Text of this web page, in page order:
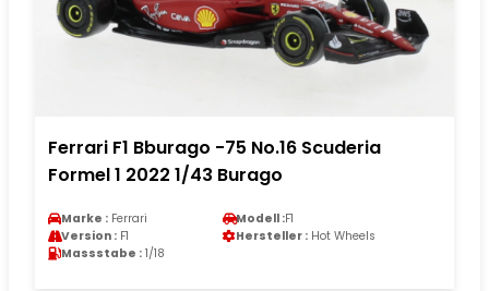
Ferrari F1 Bburago -75 No.16 Scuderia
Formel 1 2022 1/43 Burago
Marke : Ferrari Modell :F1
Version : F1 Hersteller : Hot Wheels
Massstabe : 1/18